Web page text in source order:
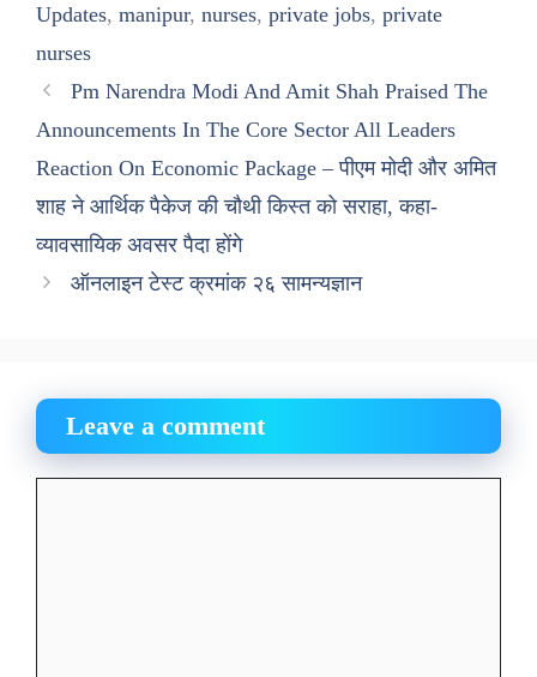
Updates, manipur, nurses, private jobs, private
nurses
Pm Narendra Modi And Amit Shah Praised The
Announcements In The Core Sector All Leaders
Reaction On Economic Package – पीएम मोदी और अमित
शाह ने आर्थिक पैकेज की चौथी किस्त को सराहा, कहा-
व्यावसायिक अवसर पैदा होंगे
ऑनलाइन टेस्ट क्रमांक २६ सामन्यज्ञान
Leave a comment